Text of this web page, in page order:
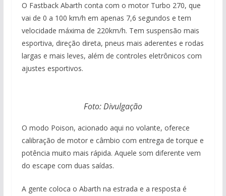
O Fastback Abarth conta com o motor Turbo 270, que
vai de 0 a 100 km/h em apenas 7,6 segundos e tem
velocidade máxima de 220km/h. Tem suspensão mais
esportiva, direção direta, pneus mais aderentes e rodas
largas e mais leves, além de controles eletrônicos com
ajustes esportivos.
Foto: Divulgação
O modo Poison, acionado aqui no volante, oferece
calibração de motor e câmbio com entrega de torque e
potência muito mais rápida. Aquele som diferente vem
do escape com duas saídas.
A gente coloca o Abarth na estrada e a resposta é